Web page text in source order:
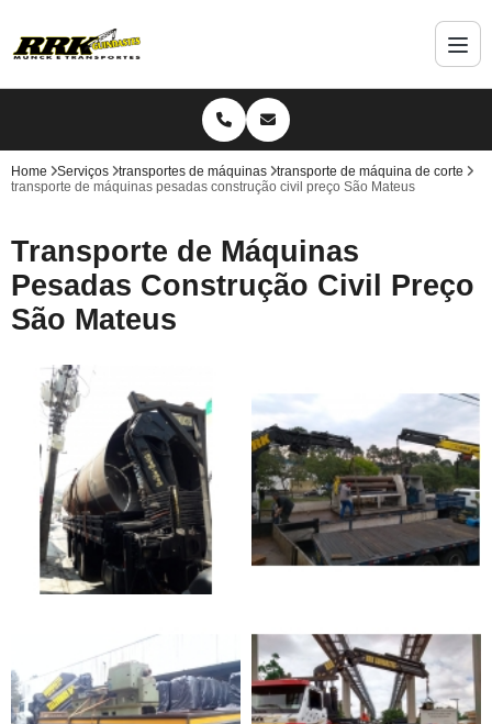
Home Serviços transportes de máquinas
transporte de máquina de corte
transporte de máquinas pesadas construção civil preço São Mateus
Transporte de Máquinas
Pesadas Construção Civil Preço
São Mateus